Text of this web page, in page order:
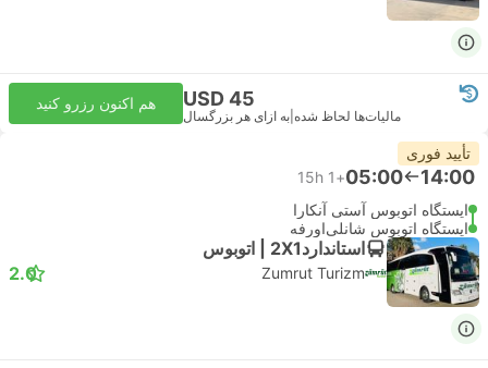
USD 45
مالیات‌ها لحاظ شده به ازای هر بزرگسال
هم اکنون رزرو کنید
تأیید فوری
14:00
05:00
+1
15h
ایستگاه اتوبوس آستی آنکارا
ایستگاه اتوبوس شانلی‌اورفه
استاندارد2X1 | اتوبوس
Zumrut Turizm
2.0